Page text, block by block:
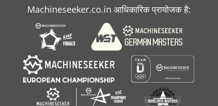
Machineseeker.co.in आधिकारिक प्रायोजक है: